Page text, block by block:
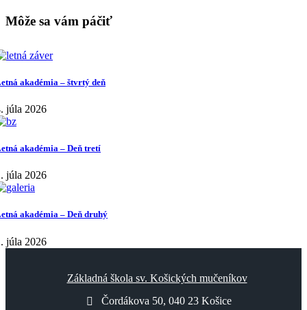
Môže sa vám páčiť
akadémia – štvrtý deň
júla 2026
akadémia – Deň tretí
júla 2026
akadémia – Deň druhý
júla 2026
Základná škola sv. Košických mučeníkov
Čordákova 50, 040 23 Košice